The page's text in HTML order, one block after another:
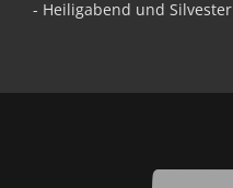
- Heiligabend und Silvester